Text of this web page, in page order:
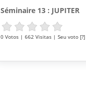
Séminaire 13 : JUPITER
0 Votos | 662 Visitas | Seu voto [?]